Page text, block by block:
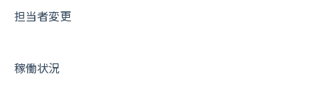
お知らせ
商品
契約・その他
メンバー画面について
担当者変更
稼働状況